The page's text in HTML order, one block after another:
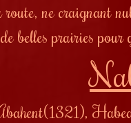
ne craignant
belles prairies